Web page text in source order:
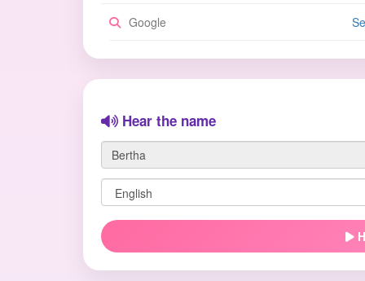
Google
Hear the name